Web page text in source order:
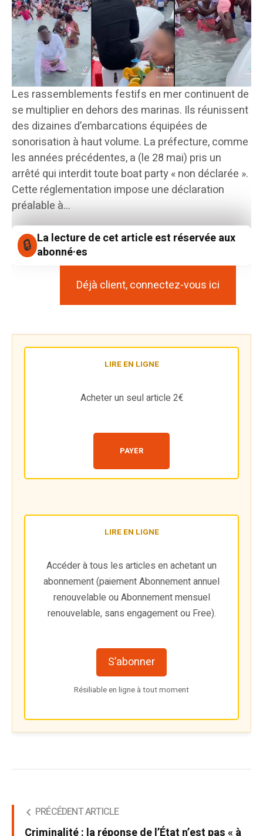
Les rassemblements festifs en mer continuent de
se multiplier en dehors des marinas. Ils réunissent
des dizaines d’embarcations équipées de
sonorisation à haut volume. La préfecture, comme
les années précédentes, a (le 28 mai) pris un
arrêté qui interdit toute boat party « non déclarée ».
Cette réglementation impose une déclaration
préalable à...
La lecture de cet article est réservée aux
abonné·es
Déjà client, connectez-vous ici
LIRE EN LIGNE
Acheter un seul article 2€
PAYER
LIRE EN LIGNE
Accéder à tous les articles en achetant un
abonnement (paiement Abonnement annuel
renouvelable ou Abonnement mensuel
renouvelable, sans engagement ou Free).
S’abonner
Résiliable en ligne à tout moment
PRÉCÉDENT ARTICLE